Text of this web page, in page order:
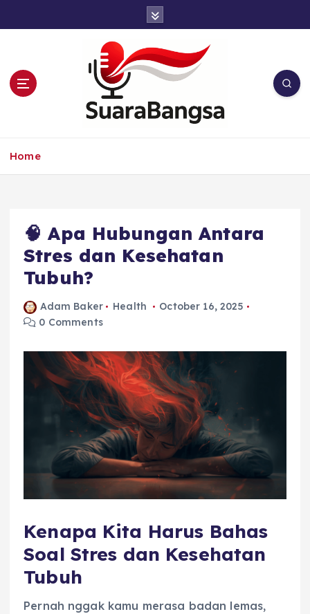
Home
🧠 Apa Hubungan Antara
Stres dan Kesehatan
Tubuh?
Adam Baker Health
October 16, 2025
0 Comments
Kenapa Kita Harus Bahas
Soal Stres dan Kesehatan
Tubuh
Pernah nggak kamu merasa badan lemas,